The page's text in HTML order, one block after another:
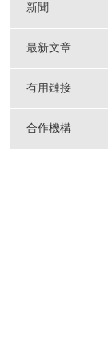
新聞
最新文章
有用鏈接
合作機構